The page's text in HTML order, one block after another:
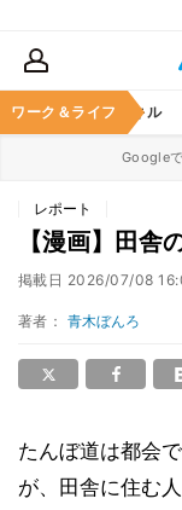
ワーク＆ライフ
ア ビジネススキル
Google
レポート
【漫画】田舎
掲載日 2026/07/08
著者： 青木ぼんろ
たんぼ道は都会
が、田舎に住む